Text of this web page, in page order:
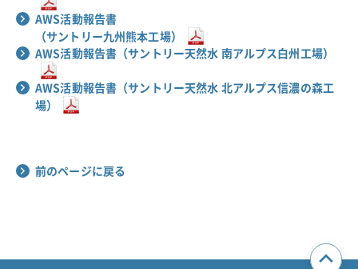
AWS活動報告書
（サントリー九州熊本工場）
AWS活動報告書（サントリー天然水 南アルプス白州工場）
AWS活動報告書（サントリー天然水 北アルプス信濃の森工
場）
前のページに戻る